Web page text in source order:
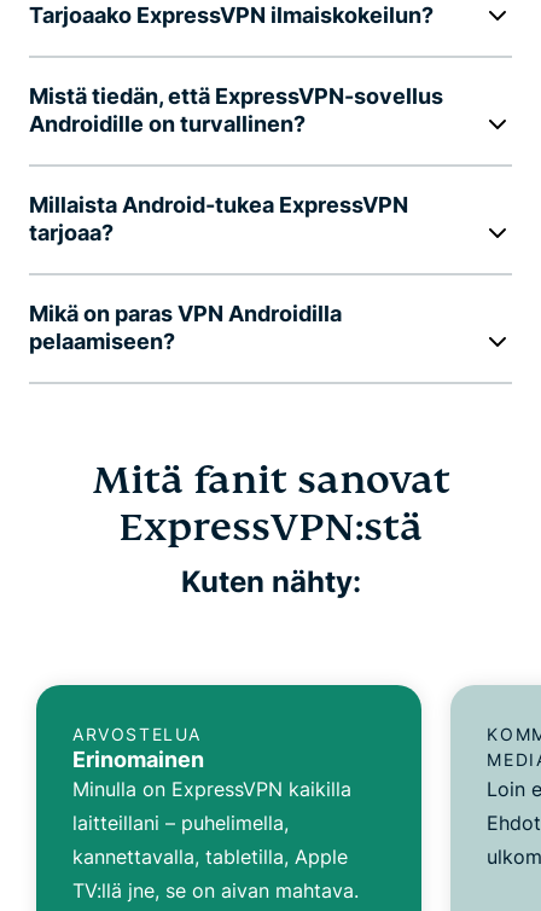
Tarjoaako ExpressVPN ilmaiskokeilun?
Mistä tiedän, että ExpressVPN-sovellus
Androidille on turvallinen?
Millaista Android-tukea ExpressVPN
tarjoaa?
Mikä on paras VPN Androidilla
pelaamiseen?
Mitä fanit sanovat
ExpressVPN:stä
Kuten nähty:
ARVOSTELUA
Erinomainen
Minulla on ExpressVPN kaikilla
laitteillani – puhelimella,
kannettavalla, tabletilla, Apple
TV:llä jne, se on aivan mahtava.
Loin